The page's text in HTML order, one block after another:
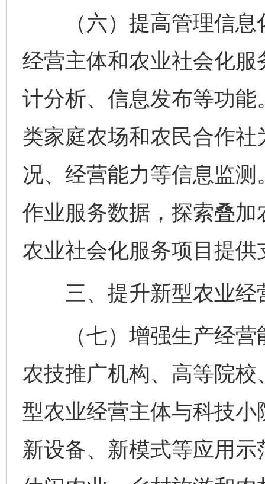
（六）提高管理信息
经营主体和农业社会化
计分析、信息发布等功
类家庭农场和农民合作
况、经营能力等信息监
作业服务数据，探索叠
农业社会化服务项目提供
三、提升新型农业经
（七）增强生产经营
农技推广机构、高等院
型农业经营主体与科技
新设备、新模式等应用